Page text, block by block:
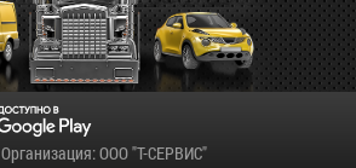
Организация: ООО "Т-СЕРВИС"